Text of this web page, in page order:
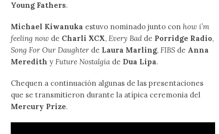
Young Fathers.
Michael Kiwanuka estuvo nominado junto conhow i’m
feeling now de Charli XCX,Every Bad de Porridge Radio,
Song For Our Daughter de Laura Marling, FIBS de Anna
Meredithy Future Nostalgia de Dua Lipa.
Chequen a continuación algunas de las presentaciones
que se transmitieron durante la atípica ceremonia del
Mercury Prize.